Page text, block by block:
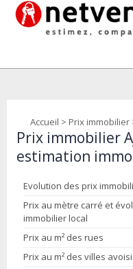
Accueil > Prix immobilier
Prix immobilier
estimation
Evolution des prix
Prix au mètre carré et
immobilier local
Prix au m² des rues
Prix au m² des villes